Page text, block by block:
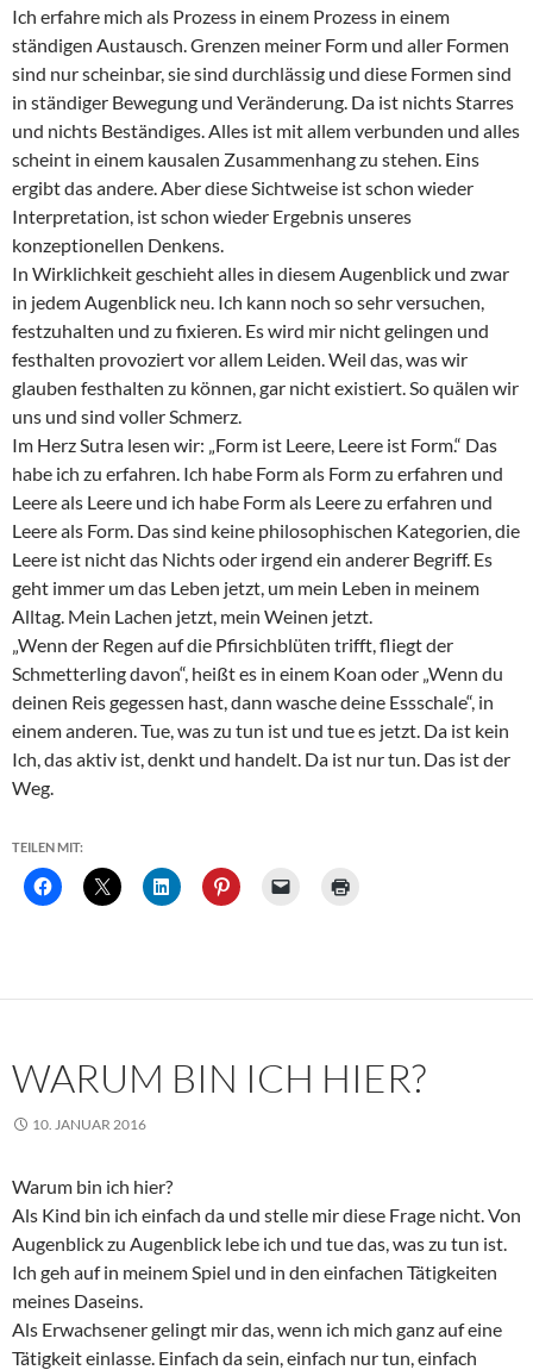
Ich erfahre mich als Prozess in einem Prozess in einem
ständigen Austausch. Grenzen meiner Form und aller Formen
sind nur scheinbar, sie sind durchlässig und diese Formen sind
in ständiger Bewegung und Veränderung. Da ist nichts Starres
und nichts Beständiges. Alles ist mit allem verbunden und alles
scheint in einem kausalen Zusammenhang zu stehen. Eins
ergibt das andere. Aber diese Sichtweise ist schon wieder
Interpretation, ist schon wieder Ergebnis unseres
konzeptionellen Denkens.
In Wirklichkeit geschieht alles in diesem Augenblick und zwar
in jedem Augenblick neu. Ich kann noch so sehr versuchen,
festzuhalten und zu fixieren. Es wird mir nicht gelingen und
festhalten provoziert vor allem Leiden. Weil das, was wir
glauben festhalten zu können, gar nicht existiert. So quälen wir
uns und sind voller Schmerz.
Im Herz Sutra lesen wir: „Form ist Leere, Leere ist Form.“ Das
habe ich zu erfahren. Ich habe Form als Form zu erfahren und
Leere als Leere und ich habe Form als Leere zu erfahren und
Leere als Form. Das sind keine philosophischen Kategorien, die
Leere ist nicht das Nichts oder irgend ein anderer Begriff. Es
geht immer um das Leben jetzt, um mein Leben in meinem
Alltag. Mein Lachen jetzt, mein Weinen jetzt.
„Wenn der Regen auf die Pfirsichblüten trifft, fliegt der
Schmetterling davon“, heißt es in einem Koan oder „Wenn du
deinen Reis gegessen hast, dann wasche deine Essschale“, in
einem anderen. Tue, was zu tun ist und tue es jetzt. Da ist kein
Ich, das aktiv ist, denkt und handelt. Da ist nur tun. Das ist der
Weg.
TEILEN MIT:
WARUM BIN ICH HIER?
10. JANUAR 2016
Warum bin ich hier?
Als Kind bin ich einfach da und stelle mir diese Frage nicht. Von
Augenblick zu Augenblick lebe ich und tue das, was zu tun ist.
Ich geh auf in meinem Spiel und in den einfachen Tätigkeiten
meines Daseins.
Als Erwachsener gelingt mir das, wenn ich mich ganz auf eine
Tätigkeit einlasse. Einfach da sein, einfach nur tun, einfach